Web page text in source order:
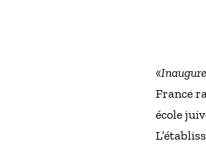
«
France
école